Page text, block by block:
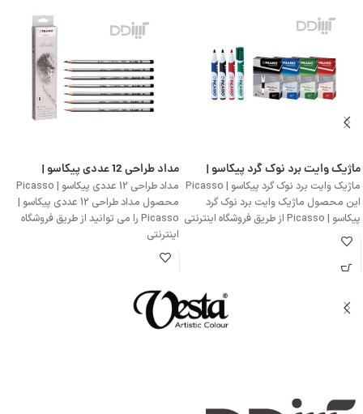
ماژیک وایت برد نوک گرد پیکاسو |
Picasso
ماژیک وایت برد نوک گرد پیکاسو | Picasso
این محصول ماژیک وایت برد نوک گرد
پیکاسو | Picasso از طریق فروشگاه اینترنتی
مداد طراحی 12 عددی پیکاسو |
Picasso
مداد طراحی 12 عددی پیکاسو | Picasso
محصول مداد طراحی 12 عددی پیکاسو |
Picasso را می توانید از طریق فروشگاه
اینترنتی